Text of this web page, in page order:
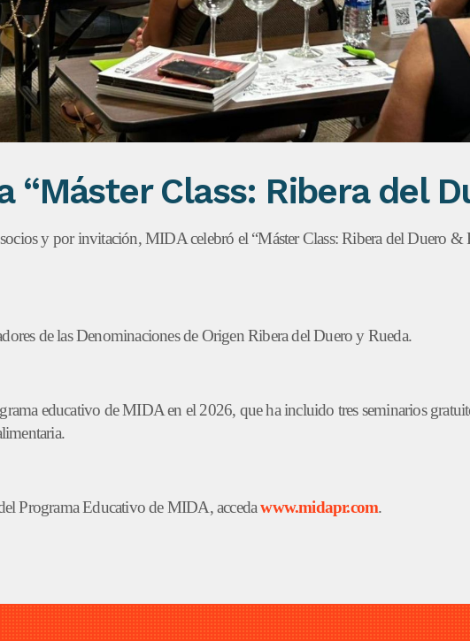
“Máster Class: Ribera del
y por invitación, MIDA celebró el “Máster Class: Ribera del Duero &
de las Denominaciones de Origen Ribera del Duero y Rueda.
educativo de MIDA en el 2026, que ha incluido tres seminarios
Programa Educativo de MIDA, accedawww.midapr.com.